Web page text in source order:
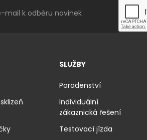
SLUŽBY
Poradenství
Individuální
zákaznická řešení
Testovací jízda